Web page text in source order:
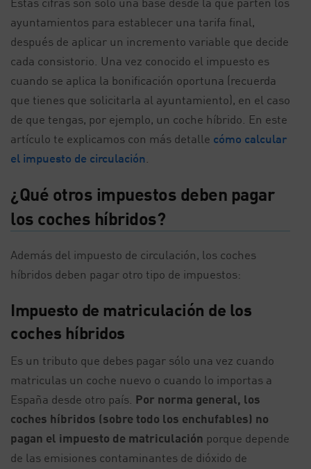
ayuntamientos para establecer una tarifa final,
después de aplicar un incremento variable que decide
cada consistorio. Una vez conocido el impuesto es
cuando se aplica la bonificación oportuna (recuerda
que tienes que solicitarla al ayuntamiento), en el caso
de que tengas, por ejemplo, un coche híbrido. En este
artículo te explicamos con más detalle cómo calcular
el impuesto de circulación
¿Qué otros impuestos deben pagar
los coches híbridos?
Además del impuesto de circulación, los coches
híbridos deben pagar otro tipo de impuestos:
Impuesto de matriculación de los
coches híbridos
Es un tributo que debes pagar sólo una vez cuando
matriculas un coche nuevo o cuando lo importas a
España desde otro país. Por norma general, los
coches híbridos (sobre todo los enchufables) no
pagan el impuesto de matriculación porque depende
de las emisiones contaminantes de dióxido de